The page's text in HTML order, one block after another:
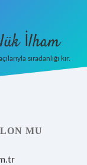
İlham
sıradanlığı kır.
MU